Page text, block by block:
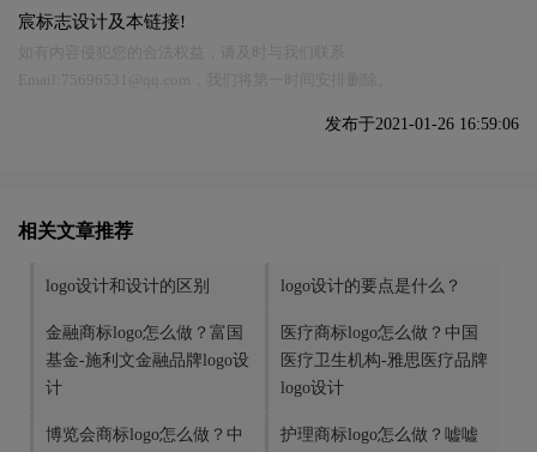
宸标志设计及本链接!
发布于2021-01-26 16:59:06
相关文章推荐
logo设计和设计的区别 logo设计的要点是什么？
金融商标logo怎么做？富国
基金-施利文金融品牌logo设
计
医疗商标logo怎么做？中国
医疗卫生机构-雅思医疗品牌
logo设计
博览会商标logo怎么做？中 护理商标logo怎么做？嘘嘘